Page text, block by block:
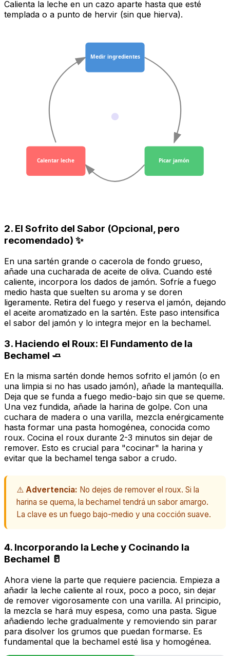
Calienta la leche en un cazo aparte hasta que esté
templada o a punto de hervir (sin que hierva).
Medir ingredientes
Picar jamón
Calentar leche
2. El Sofrito del Sabor (Opcional, pero
recomendado) ✨
En una sartén grande o cacerola de fondo grueso,
añade una cucharada de aceite de oliva. Cuando esté
caliente, incorpora los dados de jamón. Sofríe a fuego
medio hasta que suelten su aroma y se doren
ligeramente. Retira del fuego y reserva el jamón, dejando
el aceite aromatizado en la sartén. Este paso intensifica
el sabor del jamón y lo integra mejor en la bechamel.
3. Haciendo el Roux: El Fundamento de la
Bechamel 🧈
En la misma sartén donde hemos sofrito el jamón (o en
una limpia si no has usado jamón), añade la mantequilla.
Deja que se funda a fuego medio-bajo sin que se queme.
Una vez fundida, añade la harina de golpe. Con una
cuchara de madera o una varilla, mezcla enérgicamente
hasta formar una pasta homogénea, conocida como
roux. Cocina el roux durante 2-3 minutos sin dejar de
remover. Esto es crucial para "cocinar" la harina y
evitar que la bechamel tenga sabor a crudo.
⚠️ Advertencia: No dejes de remover el roux. Si la
harina se quema, la bechamel tendrá un sabor amargo.
La clave es un fuego bajo-medio y una cocción suave.
4. Incorporando la Leche y Cocinando la
Bechamel 🥛
Ahora viene la parte que requiere paciencia. Empieza a
añadir la leche caliente al roux, poco a poco, sin dejar
de remover vigorosamente con una varilla. Al principio,
la mezcla se hará muy espesa, como una pasta. Sigue
añadiendo leche gradualmente y removiendo sin parar
para disolver los grumos que puedan formarse. Es
fundamental que la bechamel esté lisa y homogénea.